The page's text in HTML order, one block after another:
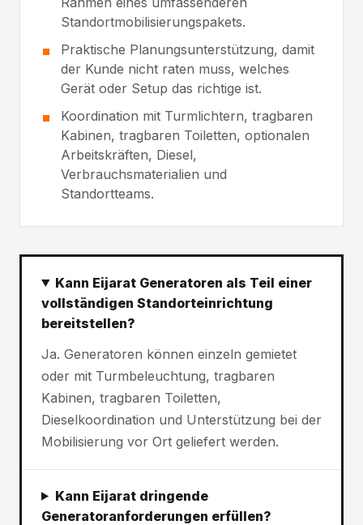
Standortmobilisierungspakets.
Praktische Planungsunterstützung, damit
der Kunde nicht raten muss, welches
Gerät oder Setup das richtige ist.
Koordination mit Turmlichtern, tragbaren
Kabinen, tragbaren Toiletten, optionalen
Arbeitskräften, Diesel,
Verbrauchsmaterialien und
Standortteams.
Kann Eijarat Generatoren als Teil einer
vollständigen Standorteinrichtung
bereitstellen?
Ja. Generatoren können einzeln gemietet
oder mit Turmbeleuchtung, tragbaren
Kabinen, tragbaren Toiletten,
Dieselkoordination und Unterstützung bei der
Mobilisierung vor Ort geliefert werden.
Kann Eijarat dringende
Generatoranforderungen erfüllen?